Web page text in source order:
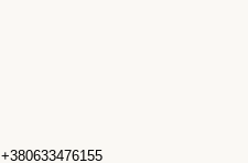
+380633476155